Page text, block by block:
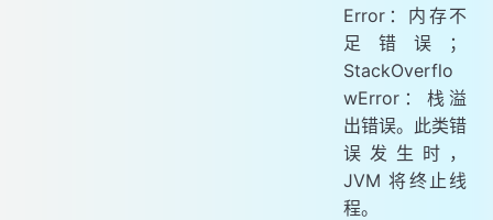
Error：内存不
足错误；
StackOverflo
wError：栈溢
出错误。此类错
误发生时，
JVM 将终止线
程。